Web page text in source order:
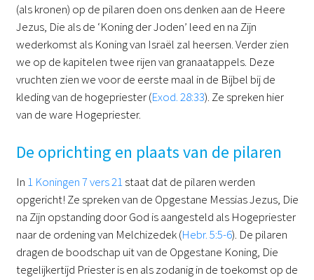
(als kronen) op de pilaren doen ons denken aan de Heere
Jezus, Die als de ‘Koning der Joden’ leed en na Zijn
wederkomst als Koning van Israël zal heersen. Verder zien
we op de kapitelen twee rijen van granaatappels. Deze
vruchten zien we voor de eerste maal in de Bijbel bij de
kleding van de hogepriester (Exod. 28:33). Ze spreken hier
van de ware Hogepriester.
De oprichting en plaats van de pilaren
In 1 Koningen 7 vers 21staat dat de pilaren werden
opgericht! Ze spreken van de Opgestane Messias Jezus, Die
na Zijn opstanding door God is aangesteld als Hogepriester
naar de ordening van Melchizedek (Hebr. 5:5-6). De pilaren
dragen de boodschap uit van de Opgestane Koning, Die
tegelijkertijd Priester is en als zodanig in de toekomst op de